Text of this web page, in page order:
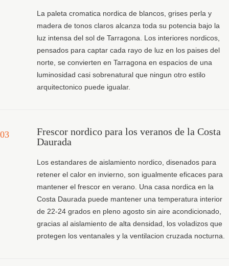
La paleta cromatica nordica de blancos, grises perla y
madera de tonos claros alcanza toda su potencia bajo la
luz intensa del sol de Tarragona. Los interiores nordicos,
pensados para captar cada rayo de luz en los paises del
norte, se convierten en Tarragona en espacios de una
luminosidad casi sobrenatural que ningun otro estilo
arquitectonico puede igualar.
03
Frescor nordico para los veranos de la Costa
Daurada
Los estandares de aislamiento nordico, disenados para
retener el calor en invierno, son igualmente eficaces para
mantener el frescor en verano. Una casa nordica en la
Costa Daurada puede mantener una temperatura interior
de 22-24 grados en pleno agosto sin aire acondicionado,
gracias al aislamiento de alta densidad, los voladizos que
protegen los ventanales y la ventilacion cruzada nocturna.